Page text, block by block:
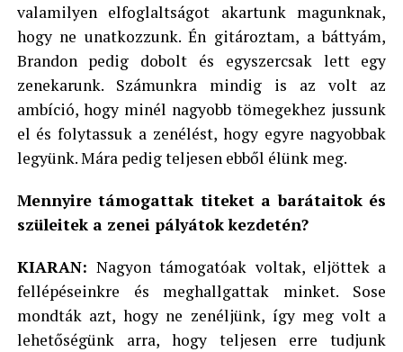
valamilyen elfoglaltságot akartunk magunknak,
hogy ne unatkozzunk. Én gitároztam, a báttyám,
Brandon pedig dobolt és egyszercsak lett egy
zenekarunk. Számunkra mindig is az volt az
ambíció, hogy minél nagyobb tömegekhez jussunk
el és folytassuk a zenélést, hogy egyre nagyobbak
legyünk. Mára pedig teljesen ebből élünk meg.
Mennyire támogattak titeket a barátaitok és
szüleitek a zenei pályátok kezdetén?
KIARAN: Nagyon támogatóak voltak, eljöttek a
fellépéseinkre és meghallgattak minket. Sose
mondták azt, hogy ne zenéljünk, így meg volt a
lehetőségünk arra, hogy teljesen erre tudjunk